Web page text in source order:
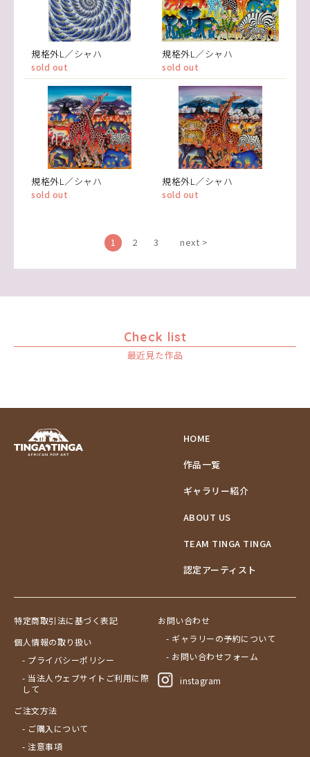
規格外L／シャハ
sold out
規格外L／シャハ
sold out
規格外L／シャハ
sold out
規格外L／シャハ
sold out
1 2 3 next >
Check list
最近見た作品
HOME
作品一覧
ギャラリー紹介
ABOUT US
TEAM TINGA TINGA
認定アーティスト
特定商取引法に基づく表記
個人情報の取り扱い
- プライバシーポリシー
- 当法人ウェブサイトご利用に際
して
ご注文方法
- ご購入について
- 注意事項
お問い合わせ
- ギャラリーの予約について
- お問い合わせフォーム
instagram